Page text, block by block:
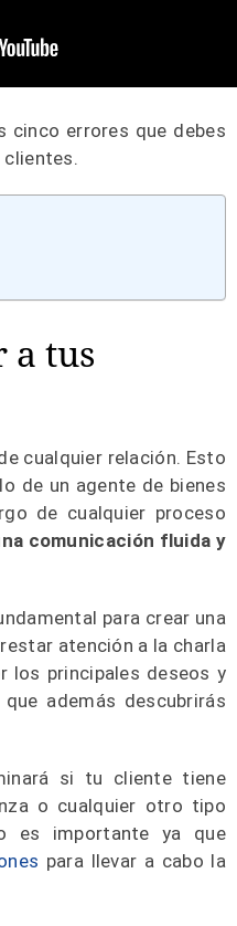
cinco errores que debes
clientes.
a tus
cualquier relación. Esto
de un agente de bienes
de cualquier proceso
comunicación fluida y
para crear una
atención a la charla
los principales deseos y
además descubrirás
si tu cliente tiene
o cualquier otro tipo
es importante ya que
para llevar a cabo la